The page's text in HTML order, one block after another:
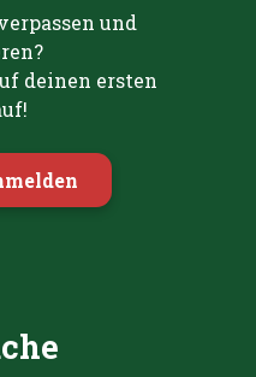
und
deinen ersten